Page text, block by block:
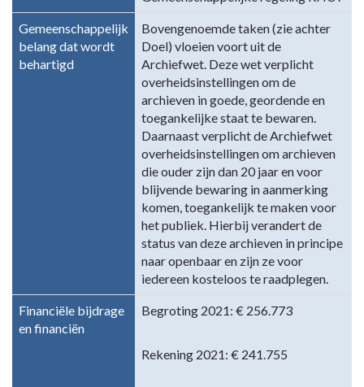
Gemeenschappelijk
belang dat wordt
behartigd
Bovengenoemde taken (zie achter
Doel) vloeien voort uit de
Archiefwet. Deze wet verplicht
overheidsinstellingen om de
archieven in goede, geordende en
toegankelijke staat te bewaren.
Daarnaast verplicht de Archiefwet
overheidsinstellingen om archieven
die ouder zijn dan 20 jaar en voor
blijvende bewaring in aanmerking
komen, toegankelijk te maken voor
het publiek. Hierbij verandert de
status van deze archieven in principe
naar openbaar en zijn ze voor
iedereen kosteloos te raadplegen.
Financiële bijdrage
en financiën
Begroting 2021: € 256.773
Rekening 2021: € 241.755